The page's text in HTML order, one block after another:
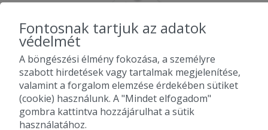
Fontosnak tartjuk az adatok
védelmét
A böngészési élmény fokozása, a személyre
szabott hirdetések vagy tartalmak megjelenítése,
valamint a forgalom elemzése érdekében sütiket
(cookie) használunk. A "Mindet elfogadom"
gombra kattintva hozzájárulhat a sütik
használatához.